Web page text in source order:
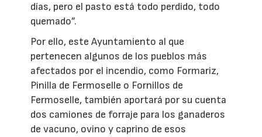
días, pero el pasto está todo perdido, todo
quemado”.
Por ello, este Ayuntamiento al que
pertenecen algunos de los pueblos más
afectados por el incendio, como Formariz,
Pinilla de Fermoselle o Fornillos de
Fermoselle, también aportará por su cuenta
dos camiones de forraje para los ganaderos
de vacuno, ovino y caprino de esos